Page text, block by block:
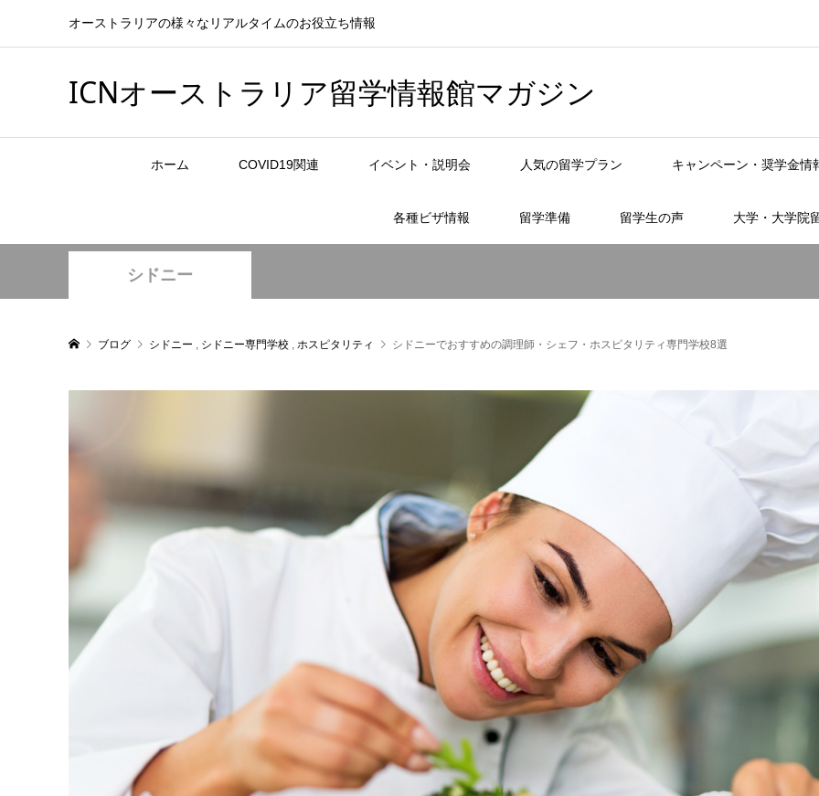
オーストラリアの様々なリアルタイムのお役立ち情報
ICNオーストラリア留学情報館マガジン
ホーム COVID19関連 イベント・説明会 人気の留学プラン キャンペーン・奨学金情
各種ビザ情報 留学準備 留学生の声 大学・大学院
シドニー
ブログ シドニー , シドニー専門学校 , ホスピタリティ シドニーでおすすめの調理師・シェフ・ホスピタリティ専門学校8選